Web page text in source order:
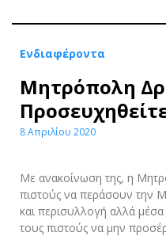
Ενδιαφέροντα
Μητρόπολη
8 Απριλίου 2020
Με ανακοίνωση της, η
πιστούς να περάσουν την
και περισυλλογή αλλά μέσα
τους πιστούς να μην